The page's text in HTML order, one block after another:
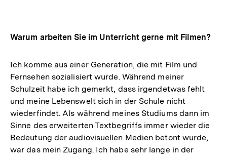
Warum arbeiten Sie im Unterricht gerne mit Filmen?
Ich komme aus einer Generation, die mit Film und
Fernsehen sozialisiert wurde. Während meiner
Schulzeit habe ich gemerkt, dass irgendetwas fehlt
und meine Lebenswelt sich in der Schule nicht
wiederfindet. Als während meines Studiums dann im
Sinne des erweiterten Textbegriffs immer wieder die
Bedeutung der audiovisuellen Medien betont wurde,
war das mein Zugang. Ich habe sehr lange in der